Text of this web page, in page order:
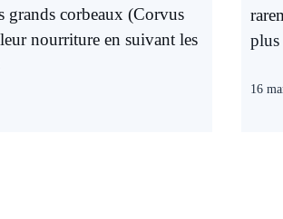
grands corbeaux (Corvus
nourriture en suivant les
plus
16